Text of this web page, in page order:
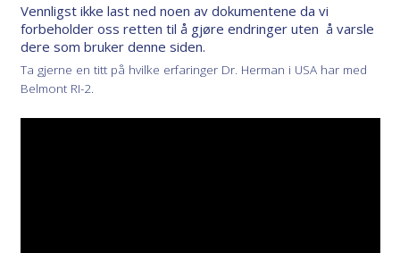
Vennligst ikke last ned noen av dokumentene da vi
forbeholder oss retten til å gjøre endringer uten å varsle
dere som bruker denne siden.
Ta gjerne en titt på hvilke erfaringer Dr. Herman i USA har med
Belmont RI-2.